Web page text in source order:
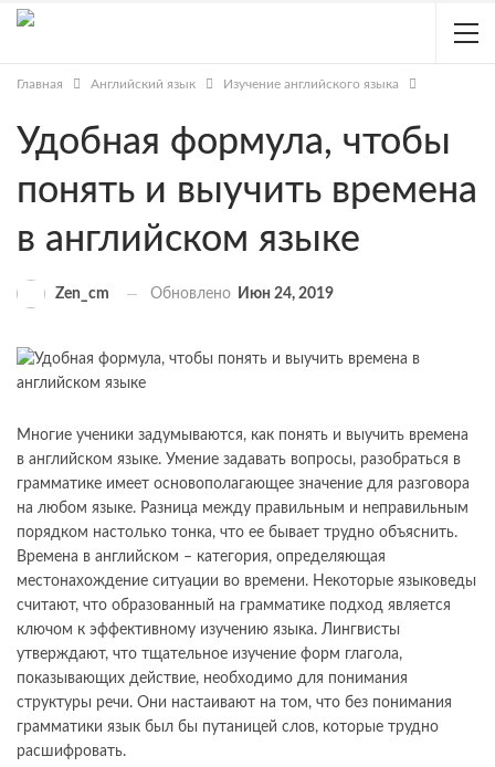
Главная Английский язык Изучение английского языка
Удобная формула, чтобы
понять и выучить времена
в английском языке
Zen_cm Обновлено Июн 24, 2019
Многие ученики задумываются, как понять и выучить времена
в английском языке. Умение задавать вопросы, разобраться в
грамматике имеет основополагающее значение для разговора
на любом языке. Разница между правильным и неправильным
порядком настолько тонка, что ее бывает трудно объяснить.
Времена в английском – категория, определяющая
местонахождение ситуации во времени. Некоторые языковеды
считают, что образованный на грамматике подход является
ключом к эффективному изучению языка. Лингвисты
утверждают, что тщательное изучение форм глагола,
показывающих действие, необходимо для понимания
структуры речи. Они настаивают на том, что без понимания
грамматики язык был бы путаницей слов, которые трудно
расшифровать.